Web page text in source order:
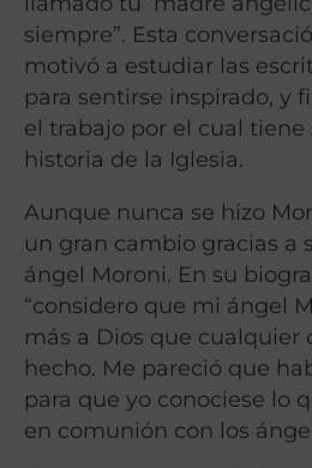
siempre”. Esta
motivó a estudiar las
para sentirse inspirado, y
el trabajo por el cual tiene
historia de la Iglesia.
Aunque nunca se hizo
un gran cambio gracias a
ángel Moroni. En su
“considero que mi ángel
más a Dios que cualquier
hecho. Me pareció que
para que yo conociese lo
en comunión con los